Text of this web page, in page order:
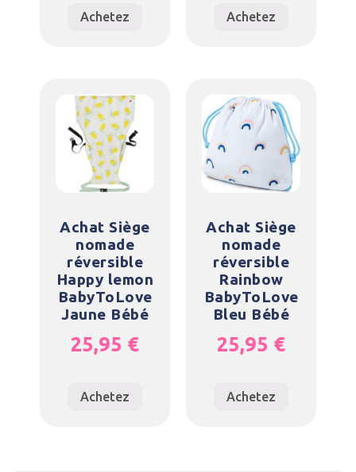
Achetez Achetez
Achat Siège
nomade
réversible
Happy lemon
BabyToLove
Jaune Bébé
25,95 €
Achetez
Achat Siège
nomade
réversible
Rainbow
BabyToLove
Bleu Bébé
25,95 €
Achetez